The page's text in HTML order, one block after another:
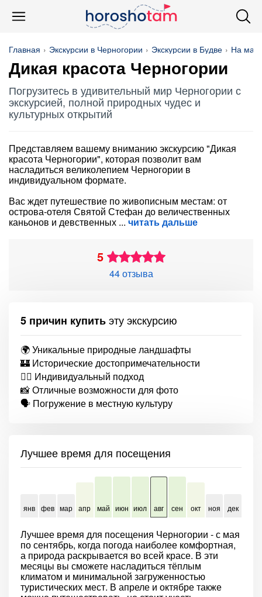
Главная Экскурсии в Черногории Экскурсии в Будве На
Дикая красота Черногории
Погрузитесь в удивительный мир Черногории с
экскурсией, полной природных чудес и
культурных открытий
Представляем вашему вниманию экскурсию "Дикая
красота Черногории", которая позволит вам
насладиться великолепием Черногории в
индивидуальном формате.
Вас ждет путешествие по живописным местам: от
острова-отеля Святой Стефан до величественных
каньонов и девственных читать дальше
5
44 отзыва
5 причин купитьэту экскурсию
🌍 Уникальные природные ландшафты
🏰 Исторические достопримечательности
🚶‍♂️ Индивидуальный подход
📸 Отличные возможности для фото
🗣 Погружение в местную культуру
Лучшее время для посещения
янв фев мар апр май июн июл авг сен окт ноя дек
Лучшее время для посещения Черногории - с мая
по сентябрь, когда погода наиболее комфортная,
а природа раскрывается во всей красе. В эти
месяцы вы сможете насладиться тёплым
климатом и минимальной загруженностью
туристических мест. В апреле и октябре также